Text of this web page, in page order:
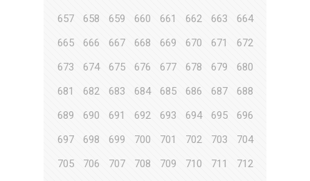
657
658 659 660 661 662 663
664
665
666 667 668 669 670 671
672
673
674 675 676 677 678 679
680
681
682 683 684 685 686 687
688
689
690 691 692 693 694 695
696
697
698 699 700 701 702 703
704
705
706 707 708 709 710 711
712